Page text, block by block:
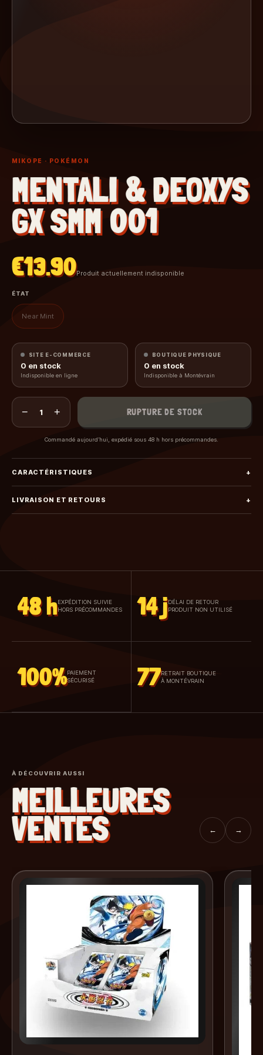
MIKOPE · POKÉMON
MENTALI & DEOXYS
GX SMM 001
€13.90Produit actuellement indisponible
ÉTAT
Near Mint
SITE E-COMMERCE
0 en stock
Indisponible en ligne
BOUTIQUE PHYSIQUE
0 en stock
Indisponible à Montévrain
− 1 + RUPTURE DE STOCK
Commandé aujourd’hui, expédié sous 48 h hors précommandes.
CARACTÉRISTIQUES +
LIVRAISON ET RETOURS +
48 h EXPÉDITION SUIVIE
HORS PRÉCOMMANDES
14 jDÉLAI DE RETOUR
PRODUIT NON UTILISÉ
100% PAIEMENT
SÉCURISÉ
77RETRAIT BOUTIQUE
À MONTÉVRAIN
À DÉCOUVRIR AUSSI
MEILLEURES
VENTES ← →